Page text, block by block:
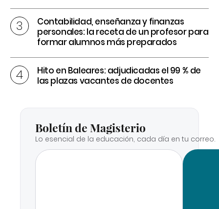
Contabilidad, enseñanza y finanzas
personales: la receta de un profesor para
formar alumnos más preparados
Hito en Baleares: adjudicadas el 99 % de
las plazas vacantes de docentes
Boletín de Magisterio
Lo esencial de la educación, cada día en tu correo.